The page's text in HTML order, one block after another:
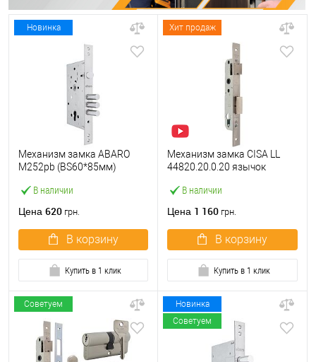
Новинка
В наличии
Механизм замка ABARO
M252pb (BS60*85мм)
упаковки без отв.планки
Цена 620 грн.
В корзину
Купить в 1 клик
Хит продаж
В наличии
Механизм замка CISA LL
44820.20.0.20 язычок
нержавеющая сталь
Цена 1 160 грн.
В корзину
Купить в 1 клик
Советуем
Новинка
Советуем